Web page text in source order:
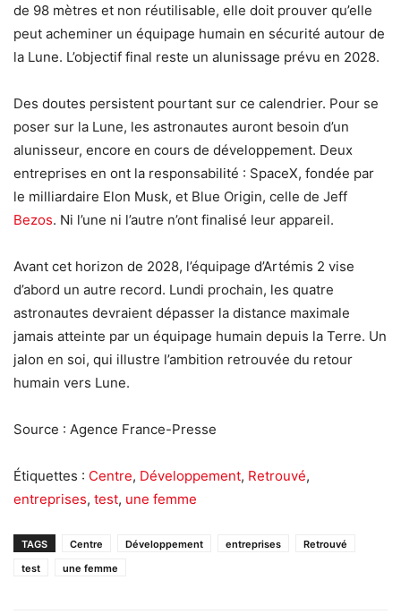
de 98 mètres et non réutilisable, elle doit prouver qu’elle
peut acheminer un équipage humain en sécurité autour de
la Lune. L’objectif final reste un alunissage prévu en 2028.
Des doutes persistent pourtant sur ce calendrier. Pour se
poser sur la Lune, les astronautes auront besoin d’un
alunisseur, encore en cours de développement. Deux
entreprises en ont la responsabilité : SpaceX, fondée par
le milliardaire Elon Musk, et Blue Origin, celle de Jeff
Bezos. Ni l’une ni l’autre n’ont finalisé leur appareil.
Avant cet horizon de 2028, l’équipage d’Artémis 2 vise
d’abord un autre record. Lundi prochain, les quatre
astronautes devraient dépasser la distance maximale
jamais atteinte par un équipage humain depuis la Terre. Un
jalon en soi, qui illustre l’ambition retrouvée du retour
humain vers Lune.
Source : Agence France-Presse
Étiquettes : Centre, Développement, Retrouvé,
entreprises, test, une femme
TAGS Centre Développement entreprises
Retrouvé
test
une femme